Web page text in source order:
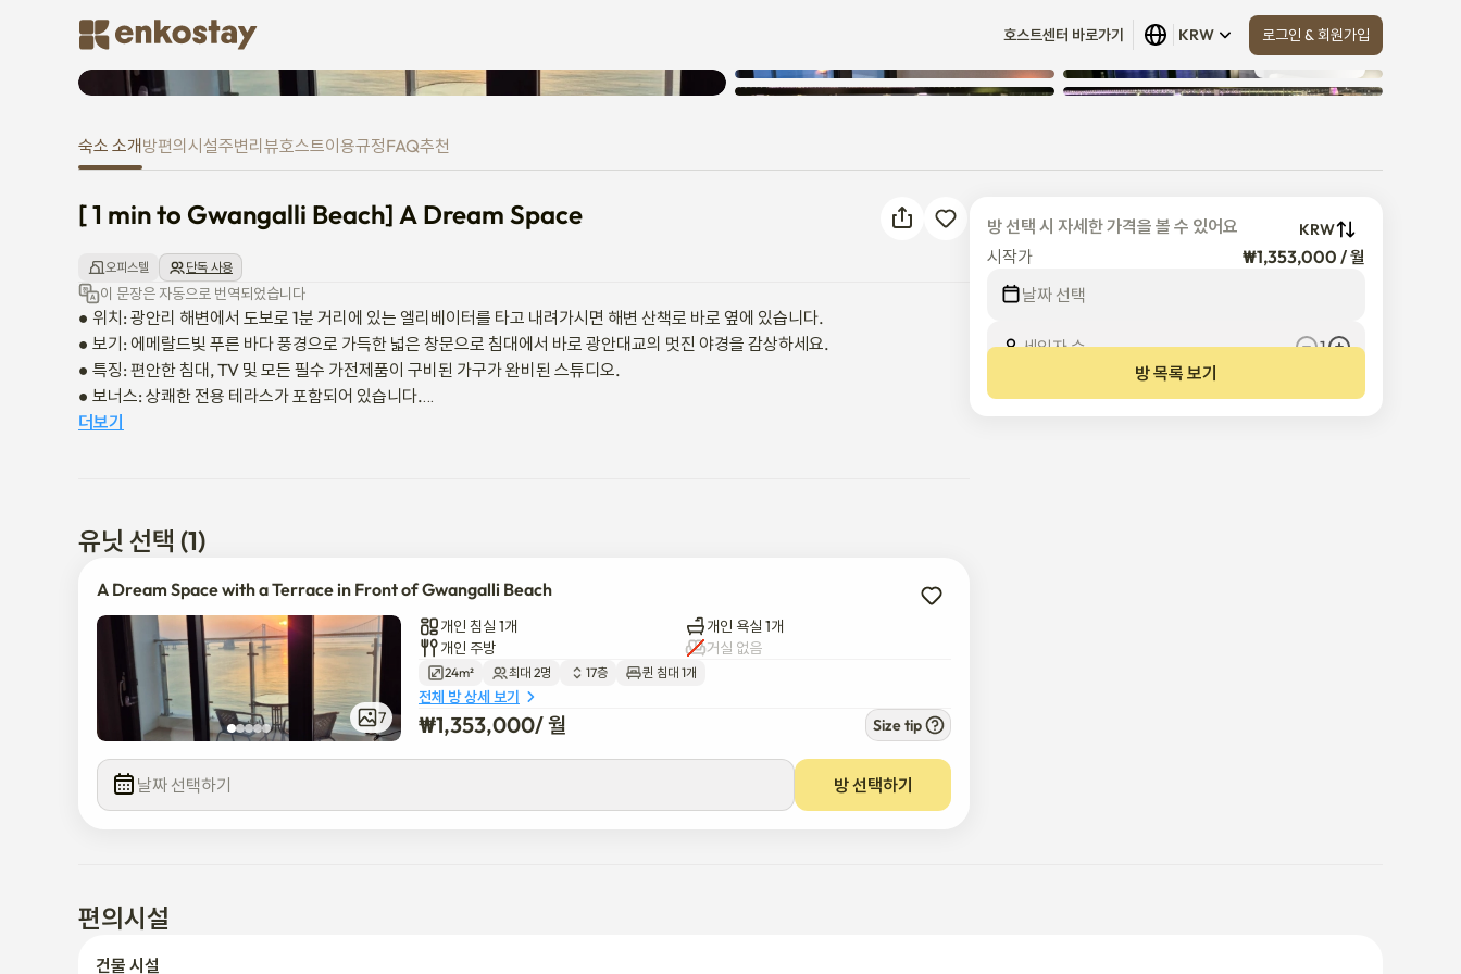
호스트센터 바로가기 KRW 로그인 & 회원가입
[ 1 min to Gwangalli Beach] A Dream Space
모두 보기 (8)
숙소 소개 방편의시설주변리뷰호스트이용규정FAQ추천
[ 1 min to Gwangalli Beach] A Dream Space
오피스텔 단독 사용
이 문장은 자동으로 번역되었습니다
● 위치: 광안리 해변에서 도보로 1분 거리에 있는 엘리베이터를 타고 내려가시면 해변 산책로 바로 옆에 있습니다.
● 보기: 에메랄드빛 푸른 바다 풍경으로 가득한 넓은 창문으로 침대에서 바로 광안대교의 멋진 야경을 감상하세요.
● 특징: 편안한 침대, TV 및 모든 필수 가전제품이 구비된 가구가 완비된 스튜디오.
● 보너스: 상쾌한 전용 테라스가 포함되어 있습니다.
● 반려동물: 안타깝게도 반려동물은 허용되지 않습니다.
도보 거리에 있습니다.
더보기
유닛 선택 (1)
A Dream Space with a Terrace in Front of Gwangalli Beach
7
개인 침실 1개
개인 욕실 1개
개인 주방
거실 없음
24m² 최대 2명 17층 퀸 침대 1개
전체 방 상세 보기
₩1,353,000/ 월 Size tip
날짜 선택하기 방 선택하기
방 선택 시 자세한 가격을 볼 수 있어요 KRW
시작가
₩1,353,000 / 월
날짜 선택
세입자 수
1
방 목록 보기
편의시설
건물 시설